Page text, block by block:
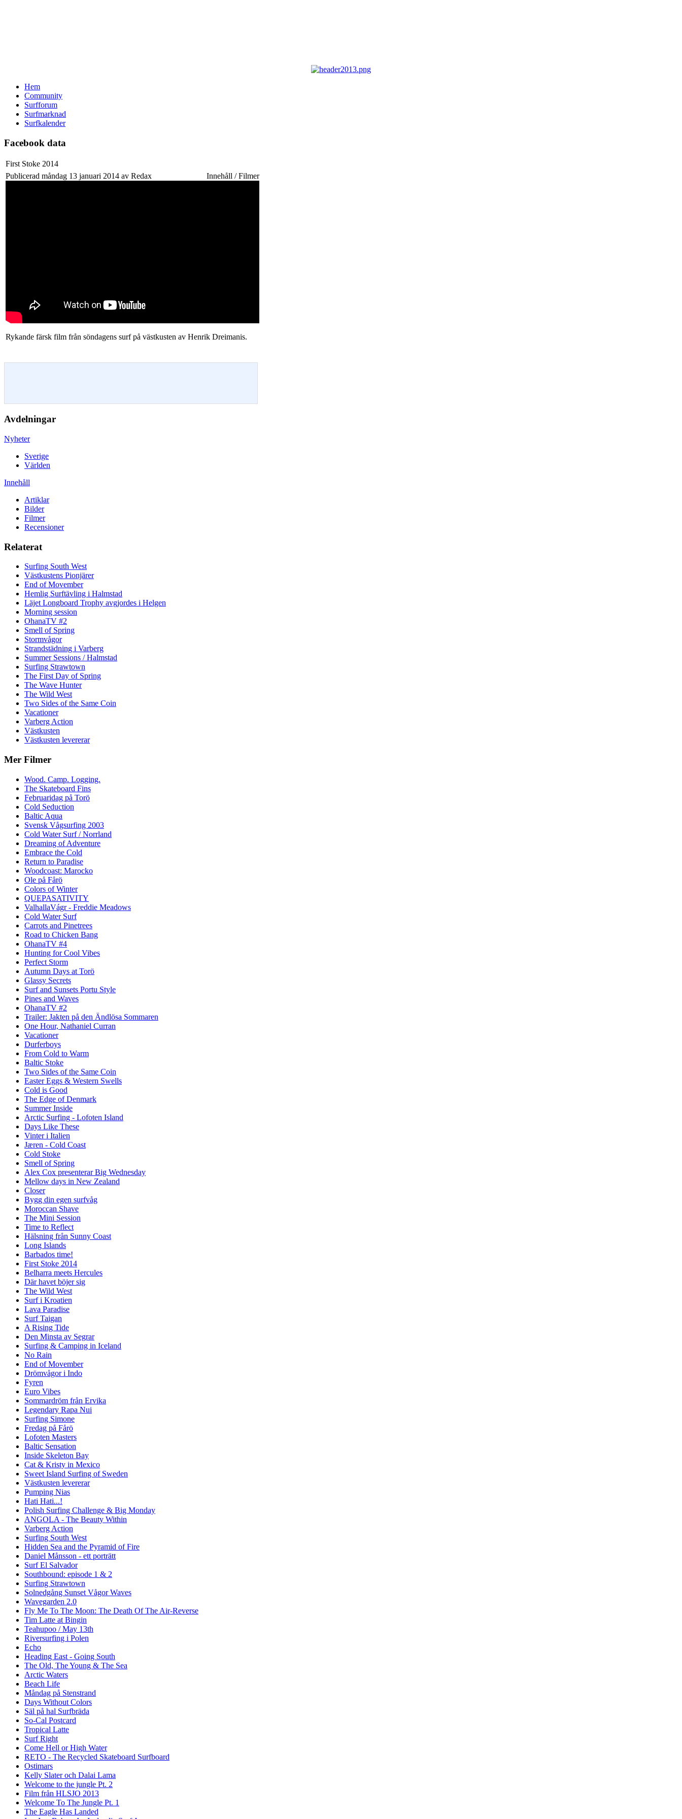
Hem
Community
Surfforum
Surfmarknad
Surfkalender
Facebook data
First Stoke 2014
Publicerad måndag 13 januari 2014 av Redax
Innehåll / Filmer
Rykande färsk film från söndagens surf på västkusten av Henrik Dreimanis.
Avdelningar
Nyheter
Sverige
Världen
Innehåll
Artiklar
Bilder
Filmer
Recensioner
Relaterat
Surfing South West
Västkustens Pionjärer
End of Movember
Hemlig Surftävling i Halmstad
Läjet Longboard Trophy avgjordes i Helgen
Morning session
OhanaTV #2
Smell of Spring
Stormvågor
Strandstädning i Varberg
Summer Sessions / Halmstad
Surfing Strawtown
The First Day of Spring
The Wave Hunter
The Wild West
Two Sides of the Same Coin
Vacationer
Varberg Action
Västkusten
Västkusten levererar
Mer Filmer
Wood. Camp. Logging.
The Skateboard Fins
Februaridag på Torö
Cold Seduction
Baltic Aqua
Svensk Vågsurfing 2003
Cold Water Surf / Norrland
Dreaming of Adventure
Embrace the Cold
Return to Paradise
Woodcoast: Marocko
Ole på Fårö
Colors of Winter
QUEPASATIVITY
ValhallaVágr - Freddie Meadows
Cold Water Surf
Carrots and Pinetrees
Road to Chicken Bang
OhanaTV #4
Hunting for Cool Vibes
Perfect Storm
Autumn Days at Torö
Glassy Secrets
Surf and Sunsets Portu Style
Pines and Waves
OhanaTV #2
Trailer: Jakten på den Ändlösa Sommaren
One Hour, Nathaniel Curran
Vacationer
Durferboys
From Cold to Warm
Baltic Stoke
Two Sides of the Same Coin
Easter Eggs & Western Swells
Cold is Good
The Edge of Denmark
Summer Inside
Arctic Surfing - Lofoten Island
Days Like These
Vinter i Italien
Jæren - Cold Coast
Cold Stoke
Smell of Spring
Alex Cox presenterar Big Wednesday
Mellow days in New Zealand
Closer
Bygg din egen surfvåg
Moroccan Shave
The Mini Session
Time to Reflect
Hälsning från Sunny Coast
Long Islands
Barbados time!
First Stoke 2014
Belharra meets Hercules
Där havet böjer sig
The Wild West
Surf i Kroatien
Lava Paradise
Surf Taigan
A Rising Tide
Den Minsta av Segrar
Surfing & Camping in Iceland
No Rain
End of Movember
Drömvågor i Indo
Fyren
Euro Vibes
Sommardröm från Ervika
Legendary Rapa Nui
Surfing Simone
Fredag på Fårö
Lofoten Masters
Baltic Sensation
Inside Skeleton Bay
Cat & Kristy in Mexico
Sweet Island Surfing of Sweden
Västkusten levererar
Pumping Nias
Hati Hati...!
Polish Surfing Challenge & Big Monday
ANGOLA - The Beauty Within
Varberg Action
Surfing South West
Hidden Sea and the Pyramid of Fire
Daniel Månsson - ett porträtt
Surf El Salvador
Southbound: episode 1 & 2
Surfing Strawtown
Solnedgång Sunset Vågor Waves
Wavegarden 2.0
Fly Me To The Moon: The Death Of The Air-Reverse
Tim Latte at Bingin
Teahupoo / May 13th
Riversurfing i Polen
Echo
Heading East - Going South
The Old, The Young & The Sea
Arctic Waters
Beach Life
Måndag på Stenstrand
Days Without Colors
Säl på hal Surfbräda
So-Cal Postcard
Tropical Latte
Surf Right
Come Hell or High Water
RETO - The Recycled Skateboard Surfboard
Ostimars
Kelly Slater och Dalai Lama
Welcome to the jungle Pt. 2
Film från HLSJO 2013
Welcome To The Jungle Pt. 1
The Eagle Has Landed